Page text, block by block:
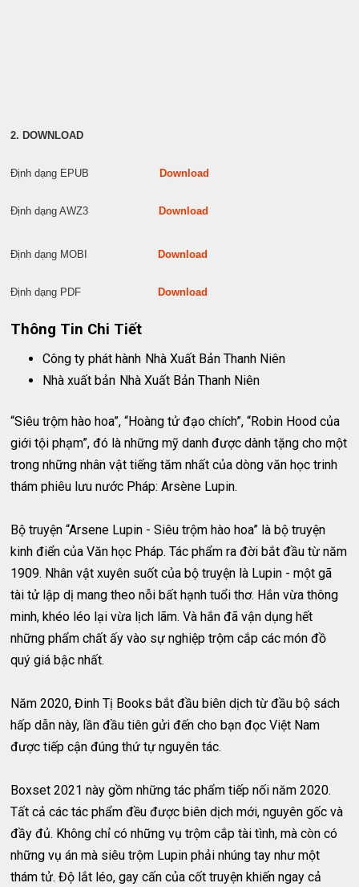
2. DOWNLOAD
Định dạng EPUBDownload
Định dạng AWZ3Download
Định dạng MOBIDownload
Định dạng PDFDownload
Thông Tin Chi Tiết
Công ty phát hành Nhà Xuất Bản Thanh Niên
Nhà xuất bản Nhà Xuất Bản Thanh Niên
“Siêu trộm hào hoa”, “Hoàng tử đạo chích”, “Robin Hood của
giới tội phạm”, đó là những mỹ danh được dành tặng cho một
trong những nhân vật tiếng tăm nhất của dòng văn học trinh
thám phiêu lưu nước Pháp: Arsène Lupin.
Bộ truyện “Arsene Lupin - Siêu trộm hào hoa” là bộ truyện
kinh điển của Văn học Pháp. Tác phẩm ra đời bắt đầu từ năm
1909. Nhân vật xuyên suốt của bộ truyện là Lupin - một gã
tài tử lập dị mang theo nỗi bất hạnh tuổi thơ. Hắn vừa thông
minh, khéo léo lại vừa lịch lãm. Và hắn đã vận dụng hết
những phẩm chất ấy vào sự nghiệp trộm cắp các món đồ
quý giá bậc nhất.
Năm 2020, Đinh Tị Books bắt đầu biên dịch từ đầu bộ sách
hấp dẫn này, lần đầu tiên gửi đến cho bạn đọc Việt Nam
được tiếp cận đúng thứ tự nguyên tác.
Boxset 2021 này gồm những tác phẩm tiếp nối năm 2020.
Tất cả các tác phẩm đều được biên dịch mới, nguyên gốc và
đầy đủ. Không chỉ có những vụ trộm cắp tài tình, mà còn có
những vụ án mà siêu trộm Lupin phải nhúng tay như một
thám tử. Độ lắt léo, gay cấn của cốt truyện khiến ngay cả